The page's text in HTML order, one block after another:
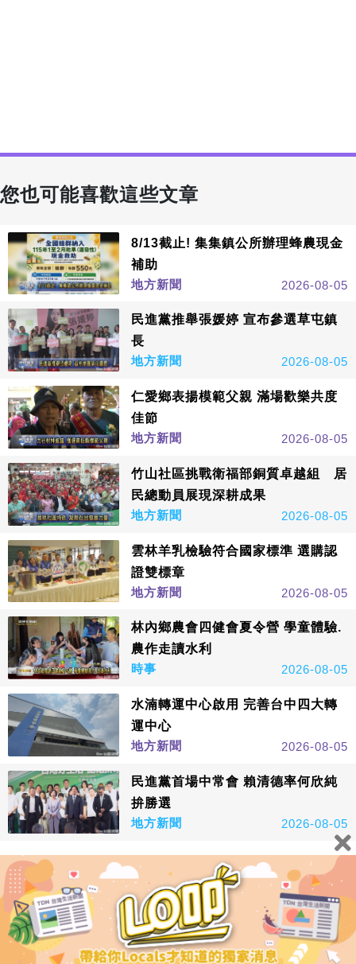
您也可能喜歡這些文章
8/13截止! 集集鎮公所辦理蜂農現金
補助
地方新聞
2026-08-05
民進黨推舉張媛婷 宣布參選草屯鎮
長
地方新聞
2026-08-05
仁愛鄉表揚模範父親 滿場歡樂共度
佳節
地方新聞
2026-08-05
竹山社區挑戰衛福部銅質卓越組 居
民總動員展現深耕成果
地方新聞
2026-08-05
雲林羊乳檢驗符合國家標準 選購認
證雙標章
地方新聞
2026-08-05
林內鄉農會四健會夏令營 學童體驗.
農作走讀水利
時事
2026-08-05
水湳轉運中心啟用 完善台中四大轉
運中心
地方新聞
2026-08-05
民進黨首場中常會 賴清德率何欣純
拚勝選
地方新聞
2026-08-05
看更多
鑫傳國際多媒體科技股份有限公司版權所有，非經授權，請
勿轉載本網站內容 © All Rights Reserved.